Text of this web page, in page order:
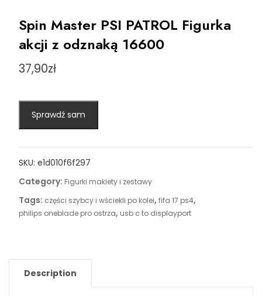
Spin Master PSI PATROL Figurka
akcji z odznaką 16600
37,90zł
Sprawdź sam
SKU: e1d010f6f297
Category: Figurki makiety i zestawy
Tags: części szybcy i wściekli po kolei, fifa 17 ps4,
philips oneblade pro ostrza, usb c to displayport
Description